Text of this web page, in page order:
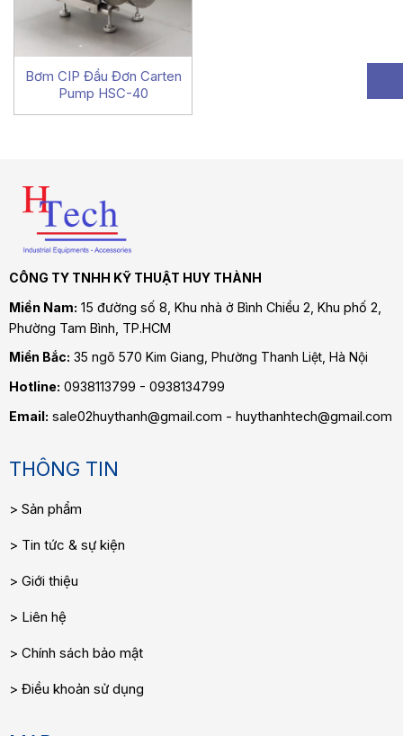
Bơm CIP Đầu Đơn Carten
Pump HSC-40
CÔNG TY TNHH KỸ THUẬT HUY THÀNH
Miền Nam: 15 đường số 8, Khu nhà ở Bình Chiểu 2, Khu phố 2,
Phường Tam Bình , TP.HCM
Miền Bắc: 35 ngõ 570 Kim Giang, Phường Thanh Liệt, Hà Nội
Hotline: 0938113799 - 0938134799
Email: sale02huythanh@gmail.com - huythanhtech@gmail.com
THÔNG TIN
Sản phẩm
Tin tức & sự kiện
Giới thiệu
Liên hệ
Chính sách bảo mật
Điều khoản sử dụng